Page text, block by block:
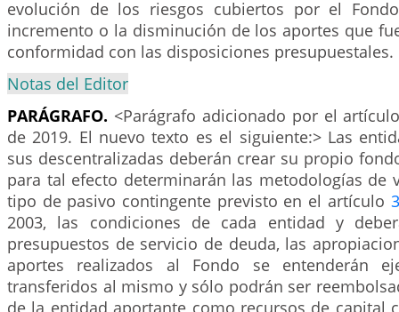
evolución de los riesgos cubiertos por el
incremento o la disminución de los aportes que
conformidad con las disposiciones presupuestales.
Notas del Editor
PARÁGRAFO. <Parágrafo adicionado por el
de 2019. El nuevo texto es el siguiente:> Las
sus descentralizadas deberán crear su propio
para tal efecto determinarán las metodologías de
tipo de pasivo contingente previsto en el artículo
2003, las condiciones de cada entidad y
presupuestos de servicio de deuda, las
aportes realizados al Fondo se entenderán
transferidos al mismo y sólo podrán ser
de la entidad aportante como recursos de capital